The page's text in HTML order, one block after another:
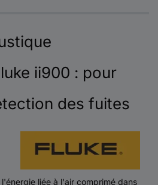
ii900 : pour
des fuites
liée à l'air comprimé dans